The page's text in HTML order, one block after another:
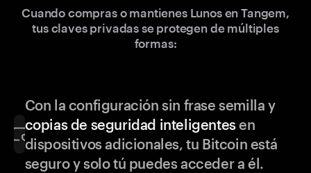
Cuando compras o mantienes Lunos en Tangem,
tus claves privadas se protegen de múltiples
formas:
Con la configuración sin frase semilla y
copias de seguridad inteligentesen
dispositivos adicionales, tu Bitcoin está
seguro y solo tú puedes acceder a él.